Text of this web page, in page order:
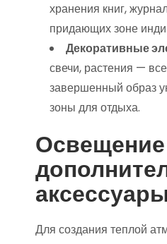
хранения книг,
придающих зоне
Декоративные
свечи, растения —
завершенный образ
зоны для отдыха.
аксессуары
Для создания теплой